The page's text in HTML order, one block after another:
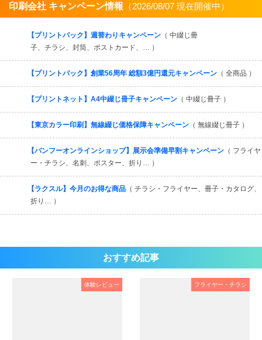
印刷会社 キャンペーン情報 （2026/08/07 現在開催中）
【プリントパック】週替わりキャンペーン （ 中綴じ冊
子、チラシ、封筒、ポストカード、… ）
【プリントパック】創業56周年 総額3億円還元キャンペーン （ 全商品 ）
【プリントネット】A4中綴じ冊子キャンペーン （ 中綴じ冊子 ）
【東京カラー印刷】無線綴じ価格保障キャンペーン （ 無線綴じ冊子 ）
【バンフーオンラインショップ】展示会準備早割キャンペーン （ フライヤ
ー・チラシ、名刺、ポスター、折り… ）
【ラクスル】今月のお得な商品 （ チラシ・フライヤー、冊子・カタログ、
折り… ）
おすすめ記事
体験レビュー フライヤー・チラシ